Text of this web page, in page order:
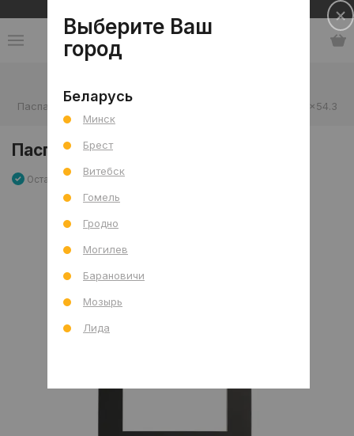
Каталог
Паспарту для фоторамок
Паспарту черное NS142, 42x54.3
Паспарту черное NS142, 42x54.3
Остаток 8 шт Артикул: 0000016709
Выберите Ваш
город
Беларусь
Минск
Брест
Витебск
Гомель
Гродно
Могилев
Барановичи
Мозырь
Лида